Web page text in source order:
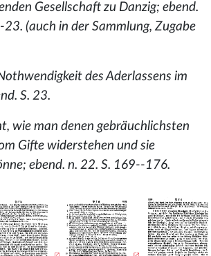
Gesellschaft zu Danzig; ebend.
(auch in der Sammlung, Zugabe
des Aderlassens im
S. 23.
wie man denen gebräuchlichsten
Gifte widerstehen und sie
ebend. n. 22. S. 169--176.